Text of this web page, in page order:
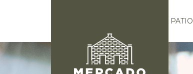
EL PATIO